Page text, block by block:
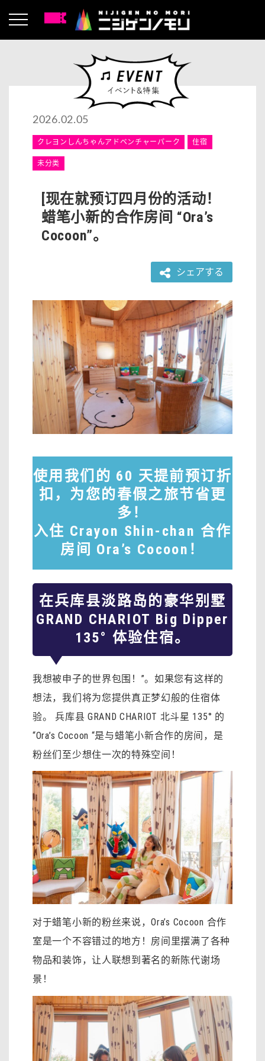
2026.02.05
クレヨンしんちゃんアドベンチャーパーク 住宿
未分类
[现在就预订四月份的活动！
蜡笔小新的合作房间 “Ora’s
Cocoon”。
シェアする
使用我们的 60 天提前预订折
扣，为您的春假之旅节省更
多！
入住 Crayon Shin-chan 合作
房间 Ora’s Cocoon！
在兵库县淡路岛的豪华别墅
GRAND CHARIOT Big Dipper
135° 体验住宿。
我想被申子的世界包围！”。如果您有这样的
想法，我们将为您提供真正梦幻般的住宿体
验。 兵库县 GRAND CHARIOT 北斗星 135° 的
“Ora’s Cocoon “是与蜡笔小新合作的房间，是
粉丝们至少想住一次的特殊空间！
对于蜡笔小新的粉丝来说，Ora’s Cocoon 合作
室是一个不容错过的地方！房间里摆满了各种
物品和装饰，让人联想到著名的新陈代谢场
景！